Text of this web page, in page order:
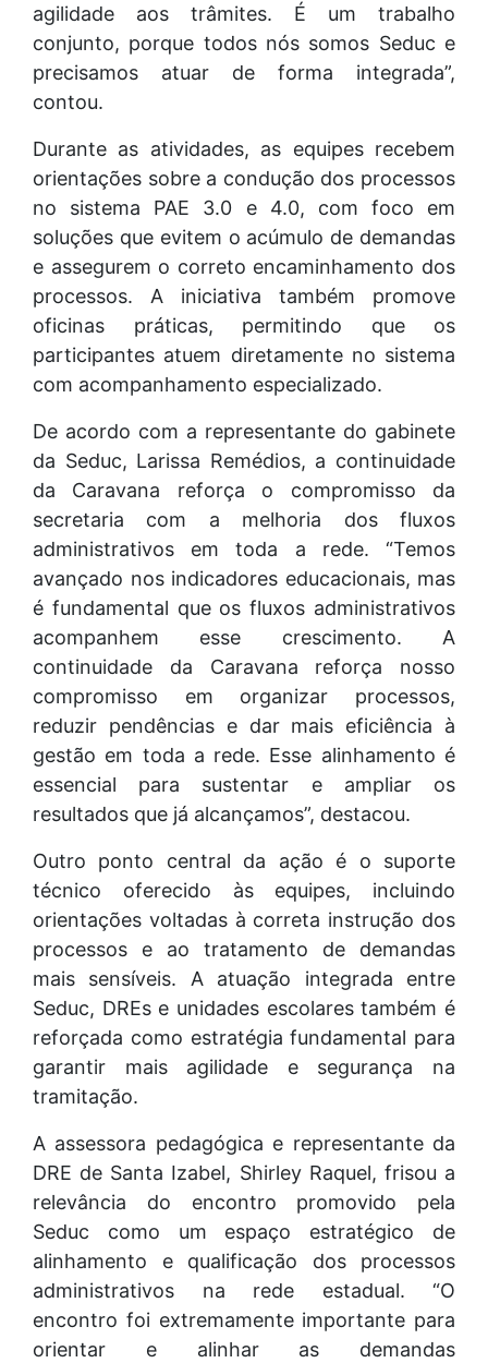
agilidade aos trâmites. É um trabalho
conjunto, porque todos nós somos Seduc e
precisamos atuar de forma integrada”,
contou.
Durante as atividades, as equipes recebem
orientações sobre a condução dos processos
no sistema PAE 3.0 e 4.0, com foco em
soluções que evitem o acúmulo de demandas
e assegurem o correto encaminhamento dos
processos. A iniciativa também promove
oficinas práticas, permitindo que os
participantes atuem diretamente no sistema
com acompanhamento especializado.
De acordo com a representante do gabinete
da Seduc, Larissa Remédios, a continuidade
da Caravana reforça o compromisso da
secretaria com a melhoria dos fluxos
administrativos em toda a rede. “Temos
avançado nos indicadores educacionais, mas
é fundamental que os fluxos administrativos
acompanhem esse crescimento. A
continuidade da Caravana reforça nosso
compromisso em organizar processos,
reduzir pendências e dar mais eficiência à
gestão em toda a rede. Esse alinhamento é
essencial para sustentar e ampliar os
resultados que já alcançamos”, destacou.
Outro ponto central da ação é o suporte
técnico oferecido às equipes, incluindo
orientações voltadas à correta instrução dos
processos e ao tratamento de demandas
mais sensíveis. A atuação integrada entre
Seduc, DREs e unidades escolares também é
reforçada como estratégia fundamental para
garantir mais agilidade e segurança na
tramitação.
A assessora pedagógica e representante da
DRE de Santa Izabel, Shirley Raquel, frisou a
relevância do encontro promovido pela
Seduc como um espaço estratégico de
alinhamento e qualificação dos processos
administrativos na rede estadual. “O
encontro foi extremamente importante para
orientar e alinhar as demandas